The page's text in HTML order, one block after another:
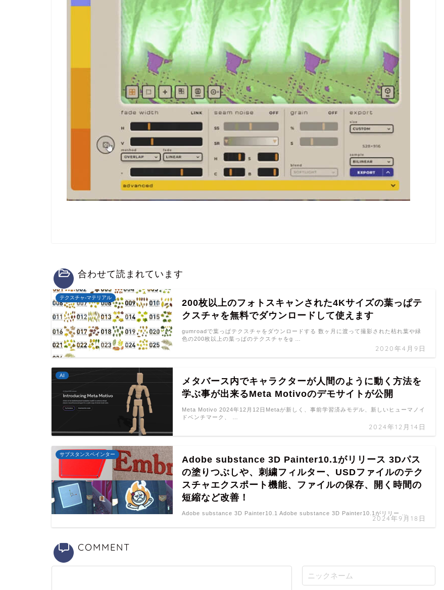
合わせて読まれています
テクスチャ-マテリアル
200枚以上のフォトスキャンされた4Kサイズの葉っぱテ
クスチャを無料でダウンロードして使えます
2020年4月9日
gumroadで葉っぱテクスチャをダウンロードする 数ヶ月に渡って撮影された枯れ葉や緑
色の200枚以上の葉っぱのテクスチャをg …
AI
メタバース内でキャラクターが人間のように動く方法を
学ぶ事が出来るMeta Motivoのデモサイトが公開
2024年12月14日
Meta Motivo 2024年12月12日Metaが新しく、事前学習済みモデル、新しいヒューマノイ
ドベンチマーク、 …
サブスタンスペインター
Adobe substance 3D Painter10.1がリリース 3Dパス
の塗りつぶしや、刺繍フィルター、USDファイルのテク
スチャエクスポート機能、ファイルの保存、開く時間の
短縮など改善！
2024年9月18日
Adobe substance 3D Painter10.1 Adobe substance 3D Painter10.1がリリー …
COMMENT